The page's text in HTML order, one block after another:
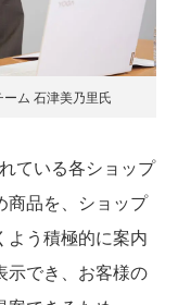
ム 石津美乃里氏
ている各ショップ
商品を、ショップ
よう積極的に案内
示でき、お客様の